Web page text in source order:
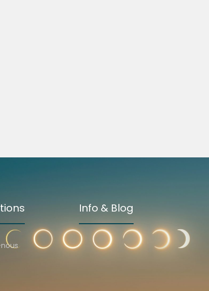
Info & Blog